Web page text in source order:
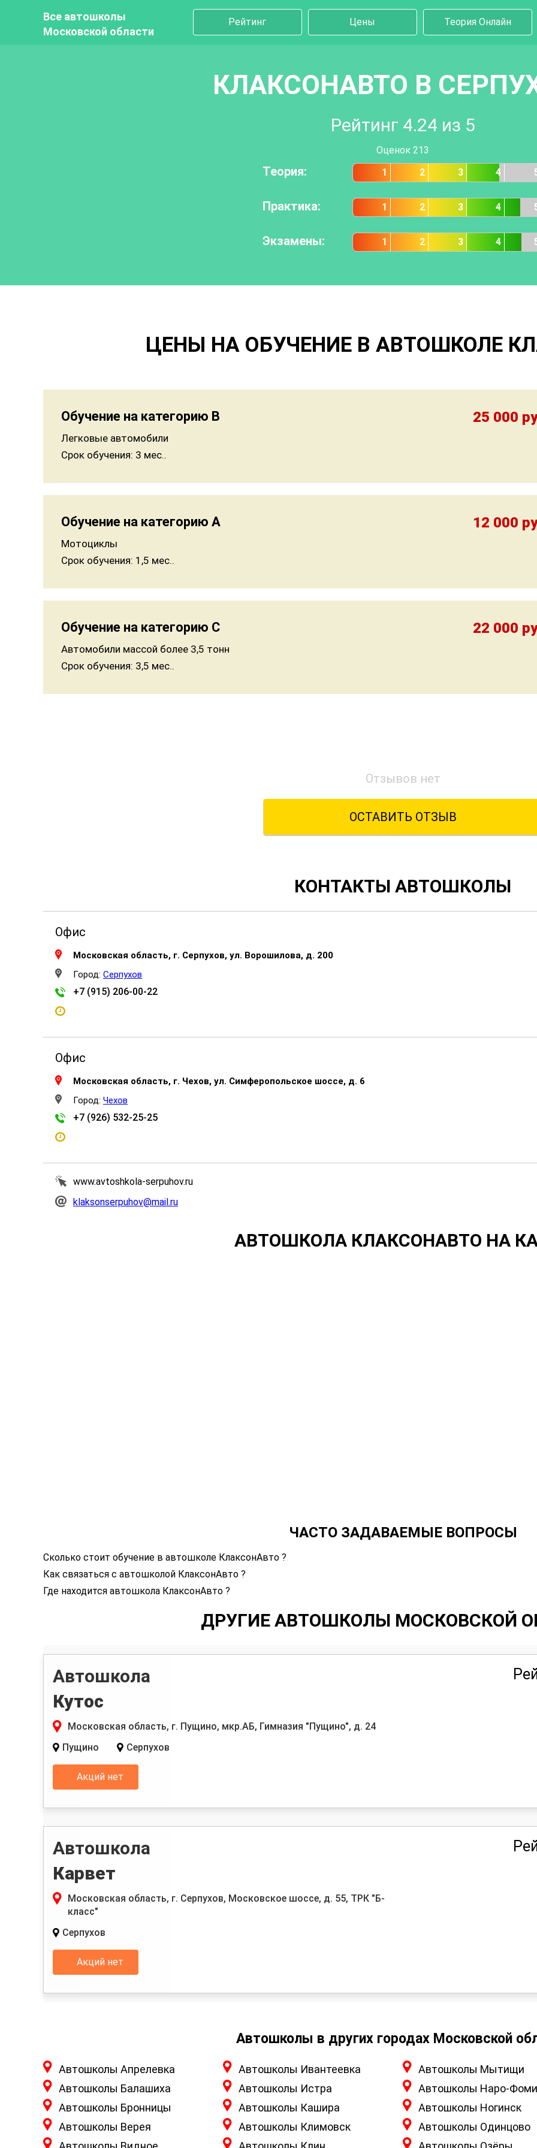
Все автошколы
Московской области
Рейтинг Цены Теория Онлайн
КЛАКСОНАВТО В
Рейтинг 4.24 из 5
Оценок 213
Теория: 1 2 3 4
Практика: 1 2 3 4
Экзамены: 1 2 3 4
ЦЕНЫ НА ОБУЧЕНИЕ В АВТОШКОЛЕ
Обучение на категорию B
Легковые автомобили
Срок обучения: 3 мес..
25 000
Обучение на категорию A
Мотоциклы
Срок обучения: 1,5 мес..
12 000
Обучение на категорию C
Автомобили массой более 3,5 тонн
Срок обучения: 3,5 мес..
22 000
Отзывов нет
ОСТАВИТЬ ОТЗЫВ
КОНТАКТЫ АВТОШКОЛЫ
Офис
Московская область, г. Серпухов, ул. Ворошилова, д. 200
Город: Серпухов
+7 (915) 206-00-22
Офис
Московская область, г. Чехов, ул. Симферопольское шоссе, д. 6
Город: Чехов
+7 (926) 532-25-25
www.avtoshkola-serpuhov.ru
klaksonserpuhov@mail.ru
АВТОШКОЛА КЛАКСОНАВТО НА
ЧАСТО ЗАДАВАЕМЫЕ ВОПРОСЫ
Сколько стоит обучение в автошколе КлаксонАвто ?
Как связаться с автошколой КлаксонАвто ?
Где находится автошкола КлаксонАвто ?
ДРУГИЕ АВТОШКОЛЫ МОСКОВСКОЙ
Автошкола
Кутос
Московская область, г. Пущино, мкр.АБ, Гимназия "Пущино", д. 24
Пущино
Серпухов
Акций нет
Автошкола
Карвет
Московская область, г. Серпухов, Московское шоссе, д. 55, ТРК "Б-
класс"
Серпухов
Акций нет
Автошколы в других городах Московской
Автошколы Апрелевка
Автошколы Балашиха
Автошколы Бронницы
Автошколы Верея
Автошколы Ивантеевка
Автошколы Истра
Автошколы Кашира
Автошколы Климовск
Автошколы Мытищи
Автошколы Наро-
Автошколы Ногинск
Автошколы Одинцово